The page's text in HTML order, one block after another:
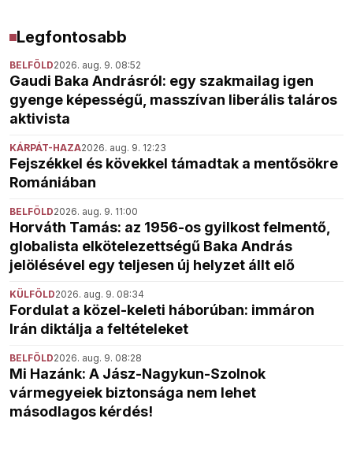
Legfontosabb
BELFÖLD2026. aug. 9. 08:52
Gaudi Baka Andrásról: egy szakmailag igen
gyenge képességű, masszívan liberális taláros
aktivista
KÁRPÁT-HAZA2026. aug. 9. 12:23
Fejszékkel és kövekkel támadtak a mentősökre
Romániában
BELFÖLD2026. aug. 9. 11:00
Horváth Tamás: az 1956-os gyilkost felmentő,
globalista elkötelezettségű Baka András
jelölésével egy teljesen új helyzet állt elő
KÜLFÖLD2026. aug. 9. 08:34
Fordulat a közel-keleti háborúban: immáron
Irán diktálja a feltételeket
BELFÖLD2026. aug. 9. 08:28
Mi Hazánk: A Jász-Nagykun-Szolnok
vármegyeiek biztonsága nem lehet
másodlagos kérdés!